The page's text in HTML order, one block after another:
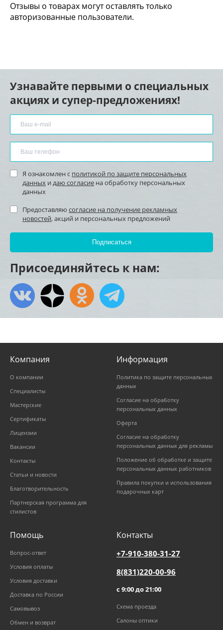
Отзывы о товарах могут оставлять только
авторизованные пользователи.
Узнавайте первыми о специальных
акциях и супер-предложениях!
Я ознакомлен с политикой по защите персональных
данных и даю согласие на обработку персональных
данных
Предоставляю согласие на получение рекламных
новостей, акций и персональных предложений
Присоединяйтесь к нам:
Компания
О компании
Специалисты
Мастерские
Сертификаты
Лицензии
Вакансии
Контакты
Статьи и новости
Благотворительность
Партнерская программа для
стилистов
Информация
Политика по защите персональных
данных
Согласие на обработку
персональных данных
Оферта
Согласие на обработку
персональных данных для рекламы
Положение об обработке и защите
персональных данных работников
Правила покупки и использования
подарочных карт
Помощь
Вопрос-ответ
Условия оплаты
Условия доставки
Доставка по России
Самовывоз
Обмен и возврат
Контакты
+7-910-380-31-27
8(831)220-00-96
с 9:00 до 21:00
Схема проезда
Салоны оптики